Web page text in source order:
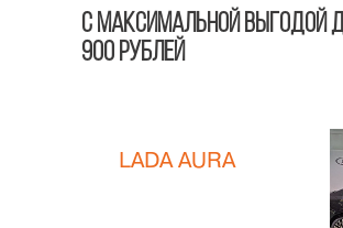
С МАКСИМАЛЬНОЙ ВЫГОДОЙ
900 РУБЛЕЙ
LADA AURA